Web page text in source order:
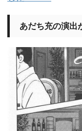
あだち充の演出